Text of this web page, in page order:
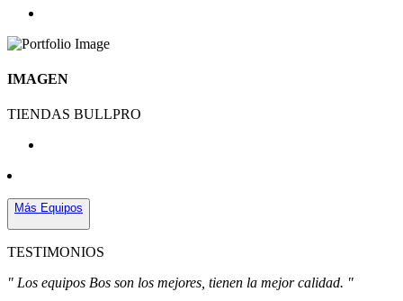
IMAGEN
TIENDAS BULLPRO
Más Equipos
TESTIMONIOS
" Los equipos Bos son los mejores, tienen la mejor calidad. "